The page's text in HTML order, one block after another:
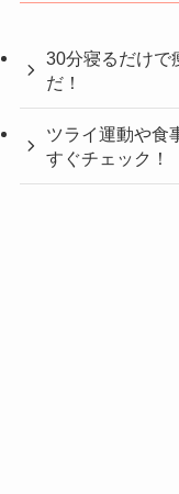
30分寝るだけで
だ！
ツライ運動や食
すぐチェック！